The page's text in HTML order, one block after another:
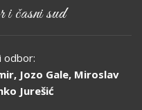
časni sud
odbor:
Jozo Gale, Miroslav
Jurešić